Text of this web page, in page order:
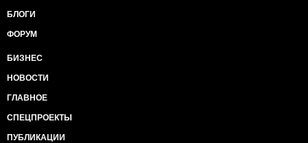
БЛОГИ
ФОРУМ
БИЗНЕС
НОВОСТИ
ГЛАВНОЕ
СПЕЦПРОЕКТЫ
ПУБЛИКАЦИИ